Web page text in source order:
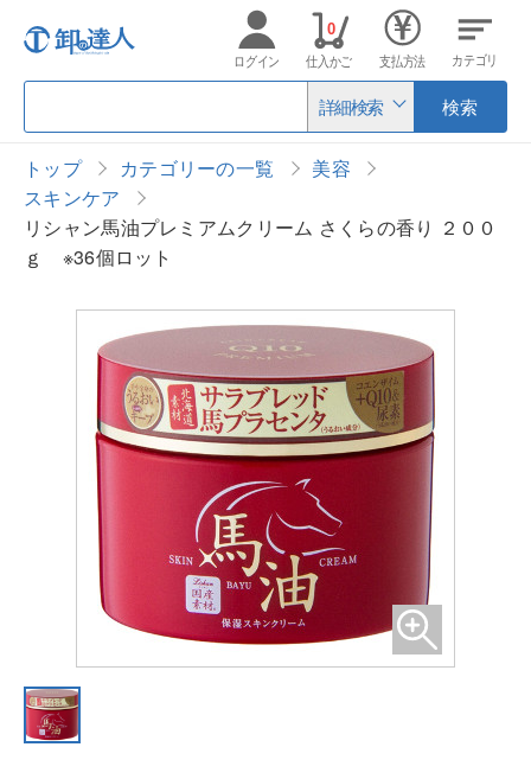
詳細検索 検索
ログイン 仕入かご
0
支払方法 カテゴリ
トップ カテゴリーの一覧
美容
スキンケア
リシャン馬油プレミアムクリーム さくらの香り ２００
ｇ ※36個ロット